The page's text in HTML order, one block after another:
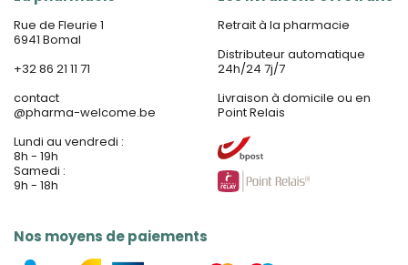
Rue de Fleurie 1
6941 Bomal
+32 86 21 11 71
contact
@pharma-welcome.be
Lundi au vendredi :
8h - 19h
Samedi :
9h - 18h
Nos moyens de paiements
Retrait à la pharmacie
Distributeur automatique
24h/24 7j/7
Livraison à domicile ou en
Point Relais